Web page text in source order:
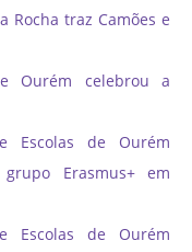
Rocha traz Camões e
Ourém celebrou a
Escolas de Ourém
Erasmus+ em
Escolas de Ourém